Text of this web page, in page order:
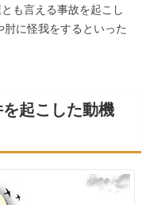
も言える事故を起こし
に怪我をするといった
起こした動機